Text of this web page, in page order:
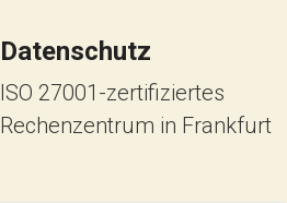
Datenschutz
ISO 27001-zertifiziertes
Rechenzentrum in Frankfurt